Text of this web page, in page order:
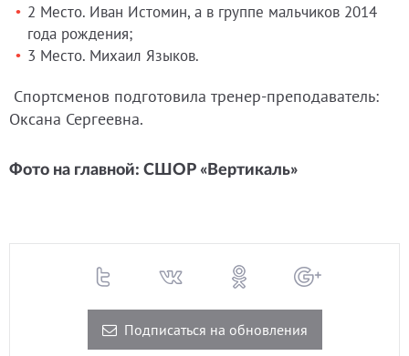
2 Место. Иван Истомин, а в группе мальчиков 2014
года рождения;
3 Место. Михаил Языков.
Спортсменов подготовила тренер-преподаватель:
Оксана Сергеевна.
Фото на главной: СШОР «Вертикаль»
Подписаться на обновления